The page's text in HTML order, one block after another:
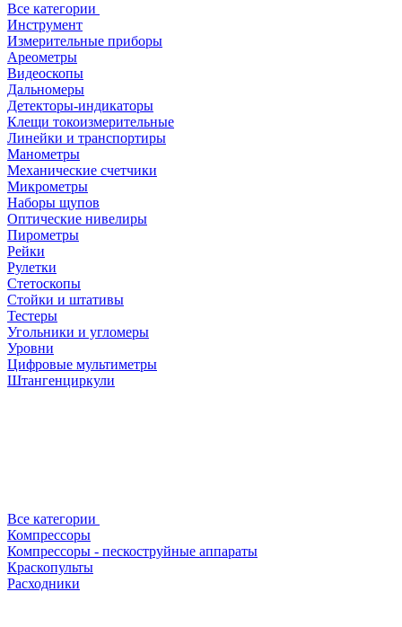
Все категории
Инструмент
Измерительные приборы
Ареометры
Видеоскопы
Дальномеры
Детекторы-индикаторы
Клещи токоизмерительные
Линейки и транспортиры
Манометры
Механические счетчики
Микрометры
Наборы щупов
Оптические нивелиры
Пирометры
Рейки
Рулетки
Стетоскопы
Стойки и штативы
Тестеры
Угольники и угломеры
Уровни
Цифровые мультиметры
Штангенциркули
Все категории
Компрессоры
Компрессоры - пескоструйные аппараты
Краскопульты
Расходники